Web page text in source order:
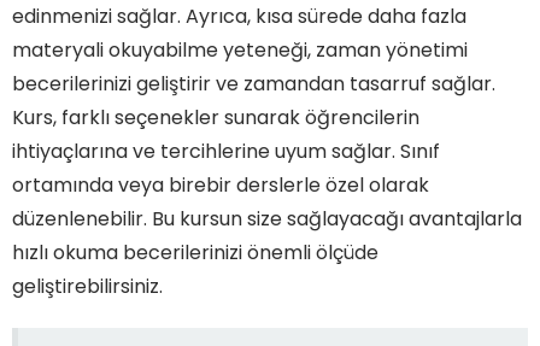
edinmenizi sağlar. Ayrıca, kısa sürede daha fazla
materyali okuyabilme yeteneği, zaman yönetimi
becerilerinizi geliştirir ve zamandan tasarruf sağlar.
Kurs, farklı seçenekler sunarak öğrencilerin
ihtiyaçlarına ve tercihlerine uyum sağlar. Sınıf
ortamında veya birebir derslerle özel olarak
düzenlenebilir. Bu kursun size sağlayacağı avantajlarla
hızlı okuma becerilerinizi önemli ölçüde
geliştirebilirsiniz.